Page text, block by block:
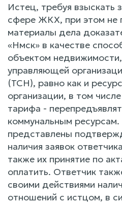
Истец, требуя взыскать
сфере ЖКХ, при этом не
материалы дела
«Нмск» в качестве
объектом
управляющей
(ТСН), равно как и
организации, в том
тарифа -
коммунальным
представлены
наличия заявок
также их принятие по
оплатить. Ответчик
своими действиями
отношений с истцом, в